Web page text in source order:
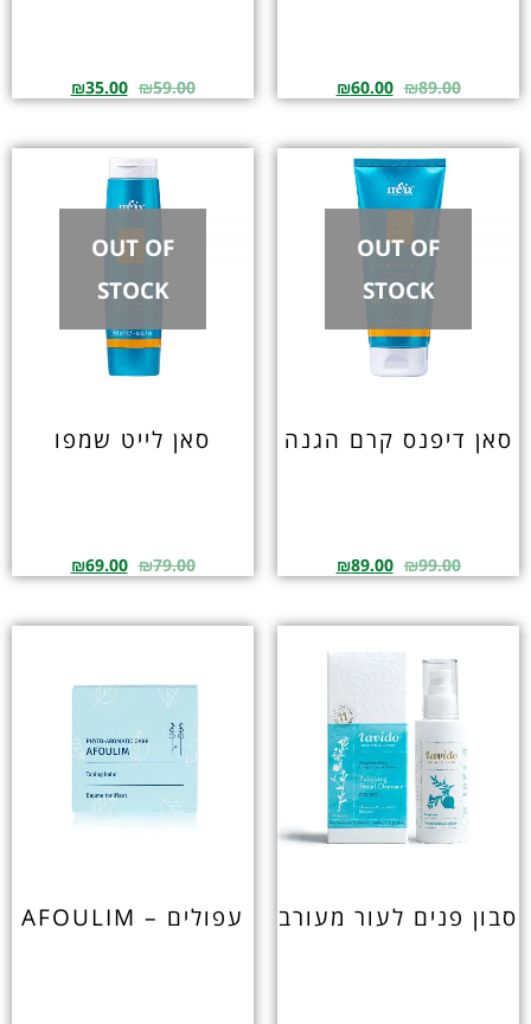
₪89.00
₪60.00
₪59.00
₪35.00
OUT OF
STOCK
סאן דיפנס קרם הגנה
₪99.00
₪89.00
OUT OF
STOCK
סאן לייט שמפו
₪79.00
₪69.00
סבון פנים לעור מעורב עפולים – AFOULIM